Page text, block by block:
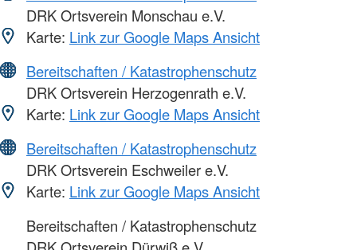
DRK Ortsverein Monschau e.V.
Karte: Link zur Google Maps Ansicht
Bereitschaften / Katastrophenschutz
DRK Ortsverein Herzogenrath e.V.
Karte: Link zur Google Maps Ansicht
Bereitschaften / Katastrophenschutz
DRK Ortsverein Eschweiler e.V.
Karte: Link zur Google Maps Ansicht
Bereitschaften / Katastrophenschutz